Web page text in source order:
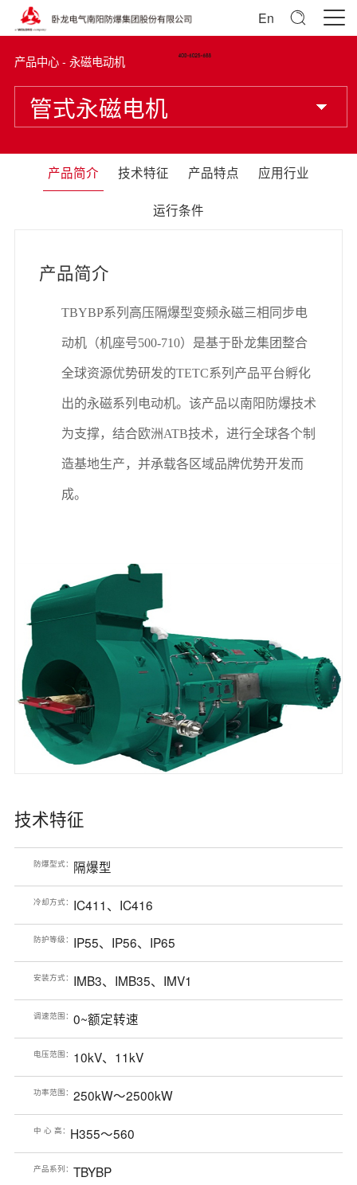
En
产品中心 - 永磁电动机
管式永磁电机
产品简介 技术特征 产品特点 应用行业
运行条件
产品简介
TBYBP系列高压隔爆型变频永磁三相同步电
动机（机座号500-710）是基于卧龙集团整合
全球资源优势研发的TETC系列产品平台孵化
出的永磁系列电动机。该产品以南阳防爆技术
为支撑，结合欧洲ATB技术，进行全球各个制
造基地生产，并承载各区域品牌优势开发而
成。
技术特征
防爆型式： 隔爆型
冷却方式： IC411、IC416
防护等级： IP55、IP56、IP65
安装方式： IMB3、IMB35、IMV1
调速范围： 0~额定转速
电压范围： 10kV、11kV
功率范围： 250kW～2500kW
中 心 高： H355～560
产品系列： TBYBP